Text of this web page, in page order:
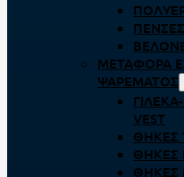
ΜΕΤΑΦΟΡΆ
ΨΑΡΈΜΑΤΟΣ
VEST
ΘΉΚΕΣ
ΘΉΚΕΣ
ΘΉΚΕΣ